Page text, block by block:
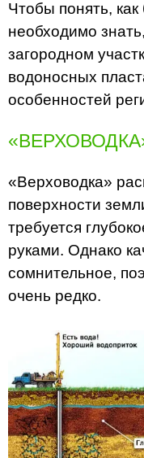
Чтобы понять, как
необходимо
загородном
водоносных
особенностей
«Верховодка»
поверхности
требуется
руками. Однако
сомнительное,
очень редко.